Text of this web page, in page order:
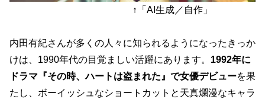
↑「AI生成／自作」
内田有紀さんが多くの人々に知られるようになったきっか
けは、1990年代の目覚ましい活躍にあります。 1992年に
ドラマ『その時、ハートは盗まれた』で女優デビューを果
たし、ボーイッシュなショートカットと天真爛漫なキャラ